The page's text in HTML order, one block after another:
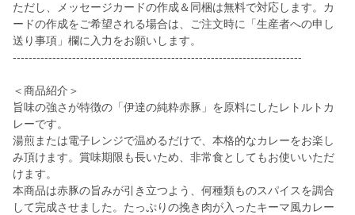
ただし、メッセージカードの作成＆同梱は無料で対応します。カ
ードの作成をご希望される場合は、ご注文時に「生産者への申し
送り事項」欄に入力をお願いします。
-------------------------------------------------------------------------
＜商品紹介＞
旨味の強さが特徴の「伊達の純粋赤豚」を原料にしたレトルトカ
レーです。
湯煎または電子レンジで温めるだけで、本格的なカレーをお楽し
み頂けます。賞味期限も長いため、非常食としてもお使いいただ
けます。
本商品は赤豚の旨みが引き立つよう、何種類ものスパイスを調合
して完成させました。たっぷりの挽き肉が入ったキーマ風カレー